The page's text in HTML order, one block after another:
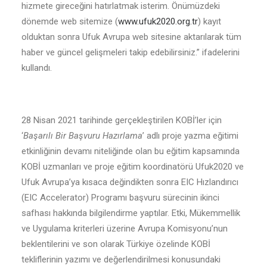
hizmete gireceğini hatırlatmak isterim. Önümüzdeki
dönemde web sitemize (www.ufuk2020.org.tr) kayıt
olduktan sonra Ufuk Avrupa web sitesine aktarılarak tüm
haber ve güncel gelişmeleri takip edebilirsiniz.” ifadelerini
kullandı.
28 Nisan 2021 tarihinde gerçekleştirilen KOBİ’ler için
‘Başarılı Bir Başvuru Hazırlama’ adlı proje yazma eğitimi
etkinliğinin devamı niteliğinde olan bu eğitim kapsamında
KOBİ uzmanları ve proje eğitim koordinatörü Ufuk2020 ve
Ufuk Avrupa’ya kısaca değindikten sonra EIC Hızlandırıcı
(EIC Accelerator) Programı başvuru sürecinin ikinci
safhası hakkında bilgilendirme yaptılar. Etki, Mükemmellik
ve Uygulama kriterleri üzerine Avrupa Komisyonu’nun
beklentilerini ve son olarak Türkiye özelinde KOBİ
tekliflerinin yazımı ve değerlendirilmesi konusundaki